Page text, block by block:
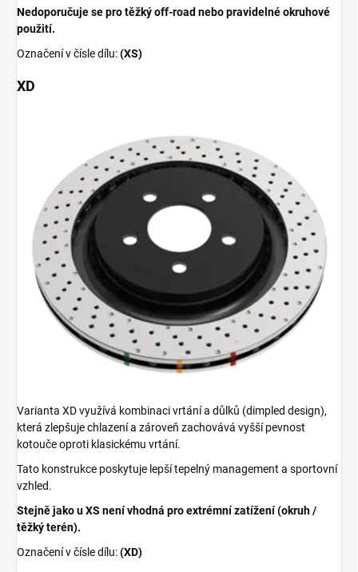
Nedoporučuje se pro těžký off-road nebo pravidelné okruhové
použití.
Označení v čísle dílu:(XS)
XD
Varianta XD využívá kombinaci vrtání a důlků (dimpled design),
která zlepšuje chlazení a zároveň zachovává vyšší pevnost
kotouče oproti klasickému vrtání.
Tato konstrukce poskytuje lepší tepelný management a sportovní
vzhled.
Stejně jako u XS není vhodná pro extrémní zatížení (okruh /
těžký terén).
Označení v čísle dílu:(XD)